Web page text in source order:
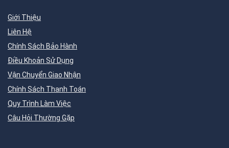
Giới Thiệu
Liên Hệ
Chính Sách Bảo Hành
Điều Khoản Sử Dụng
Vận Chuyển Giao Nhận
Chính Sách Thanh Toán
Quy Trình Làm Việc
Câu Hỏi Thường Gặp